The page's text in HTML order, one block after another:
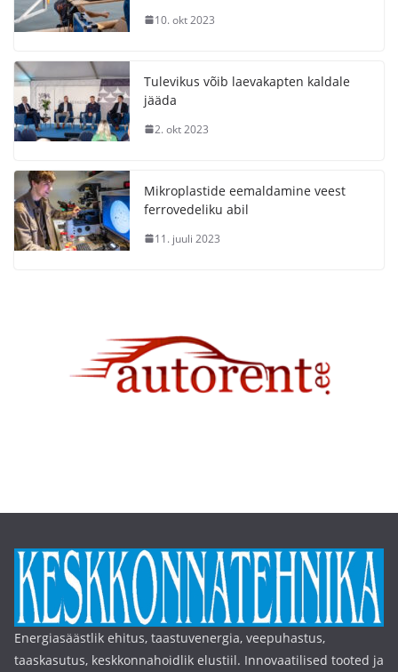
10. okt 2023
Tulevikus võib laevakapten kaldale
jääda
2. okt 2023
Mikroplastide eemaldamine veest
ferrovedeliku abil
11. juuli 2023
Energiasäästlik ehitus, taastuvenergia, veepuhastus,
taaskasutus, keskkonnahoidlik elustiil. Innovaatilised tooted ja